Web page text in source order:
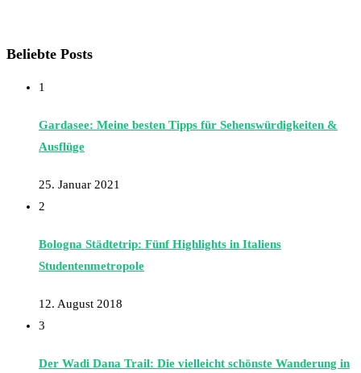
Beliebte Posts
1
Gardasee: Meine besten Tipps für Sehenswürdigkeiten &
Ausflüge
25. Januar 2021
2
Bologna Städtetrip: Fünf Highlights in Italiens
Studentenmetropole
12. August 2018
3
Der Wadi Dana Trail: Die vielleicht schönste Wanderung in